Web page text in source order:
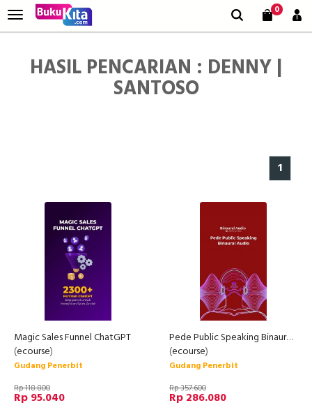
0
HASIL PENCARIAN : DENNY |
SANTOSO
1
Magic Sales Funnel ChatGPT
(ecourse)
Gudang Penerbit
Rp 118.800
Rp 95.040
Pede Public Speaking Binaural Audio
(ecourse)
Gudang Penerbit
Rp 357.600
Rp 286.080